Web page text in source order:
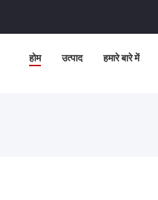
होम उत्पाद हमारे बारे में